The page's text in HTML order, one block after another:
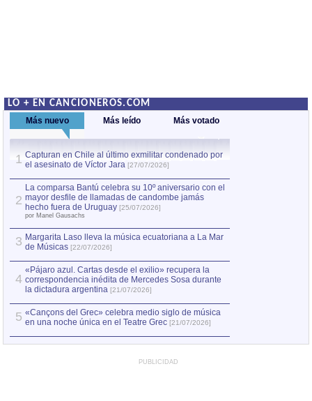
LO + EN CANCIONEROS.COM
Más nuevo Más leído Más votado
1 Capturan en Chile al último exmilitar condenado por
el asesinato de Víctor Jara [27/07/2026]
2
La comparsa Bantú celebra su 10º aniversario con el
mayor desfile de llamadas de candombe jamás
hecho fuera de Uruguay [25/07/2026]
por Manel Gausachs
3 Margarita Laso lleva la música ecuatoriana a La Mar
de Músicas [22/07/2026]
4
«Pájaro azul. Cartas desde el exilio» recupera la
correspondencia inédita de Mercedes Sosa durante
la dictadura argentina [21/07/2026]
5 «Cançons del Grec» celebra medio siglo de música
en una noche única en el Teatre Grec [21/07/2026]
PUBLICIDAD